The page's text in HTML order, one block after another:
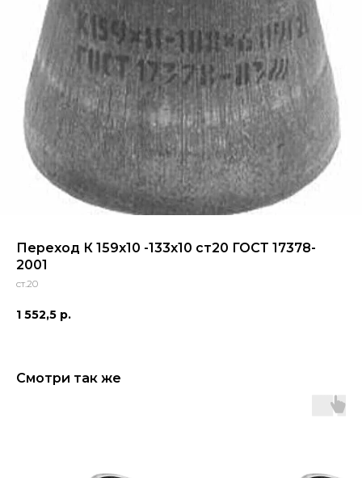
Переход К 159х10 -133х10 ст20 ГОСТ 17378-
2001
ст.20
1 552,5 р.
Смотри так же